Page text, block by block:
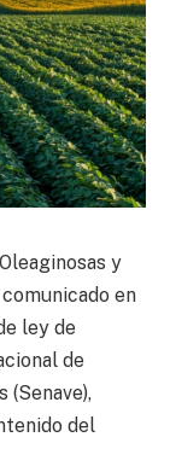
y
en
ley de
de
(Senave),
del